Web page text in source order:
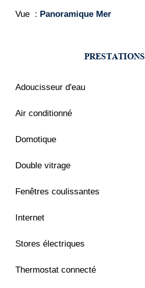
Vue Panoramique Mer
PRESTATIONS
Adoucisseur d'eau
Air conditionné
Domotique
Double vitrage
Fenêtres coulissantes
Internet
Stores électriques
Thermostat connecté